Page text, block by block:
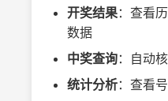
开奖结果：查看
数据
中奖查询：自动
统计分析：查看